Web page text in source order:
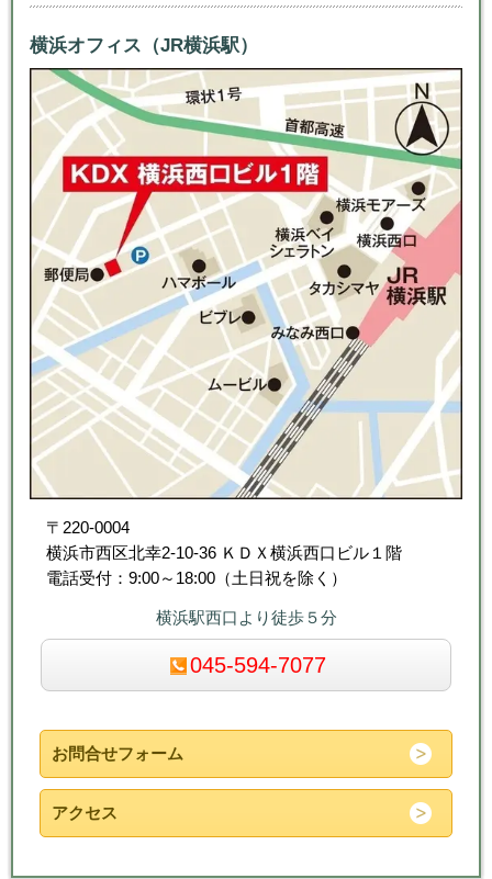
横浜オフィス（JR横浜駅）
〒220-0004
横浜市西区北幸2-10-36 ＫＤＸ横浜西口ビル１階
電話受付：9:00～18:00（土日祝を除く）
横浜駅西口より徒歩５分
045-594-7077
お問合せフォーム
アクセス